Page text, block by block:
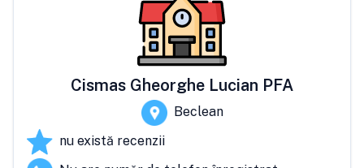
Cismas Gheorghe Lucian PFA
Beclean
nu există recenzii